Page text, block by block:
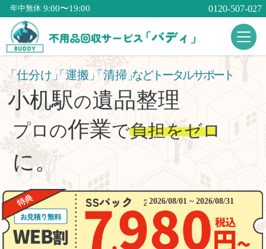
年中無休 9:00〜19:00 0120-507-027
「仕分け」「運搬」「清掃」などトータルサポート
小机駅の遺品整理
プロの作業で負担をゼロ
に。
2026/08/01 ~ 2026/08/31